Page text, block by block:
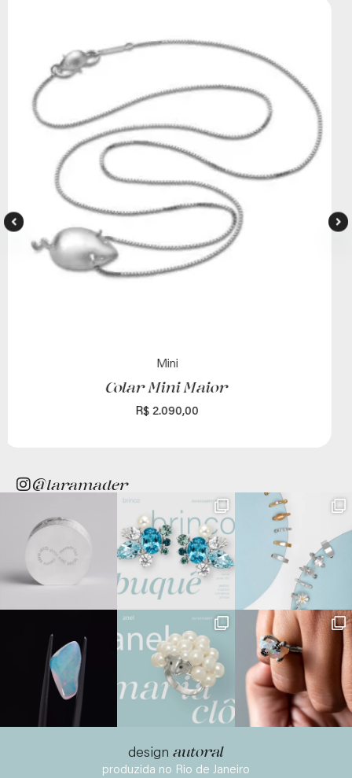
Noivado
Anel Celestial
R$14.590,00
@laramader
design autoral
produzida no Rio de Janeiro